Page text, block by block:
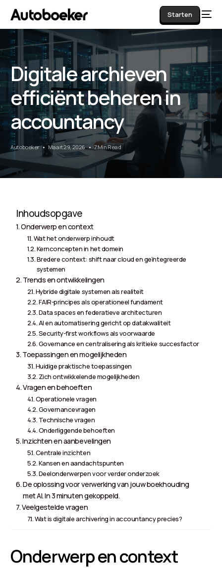
Starten
Digitale archieven
efficiënt beheren in
accountancy
Autoboeker Maart 29, 2026 7 Min Read
Inhoudsopgave
Onderwerp en context
Wat het onderwerp inhoudt
Kernconcepten in het domein
Bredere context: shift naar cloud en geïntegreerde
systemen
Trends en ontwikkelingen
Hybride digitale systemen als realiteit
FAIR-principes als operationeel fundament
Data spaces en federatieve architecturen
AI en automatisering gericht op datakwaliteit
Security-first workflows als voorwaarde
Governance en centralisering als kritieke succesfactor
Toepassingen en mogelijkheden
Huidige praktische toepassingen
Zich ontwikkelende mogelijkheden
Vragen en behoeften
Operationele vragen
Governancevragen
Technische vragen
Onderliggende behoeften
Inzichten en aanbevelingen
Centrale inzichten
Kansen en aandachtspunten
Deelonderwerpen voor verder onderzoek
De oplossing voor verwerking van jouw boekhouding
met AI. In 3 minuten gekoppeld.
Veelgestelde vragen
Wat is digitale archivering in accountancy precies?
Onderwerp en context